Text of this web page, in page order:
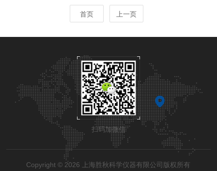
首页 上一页
扫码加微信
Copyright © 2026 上海胜秋科学仪器有限公司版权所有